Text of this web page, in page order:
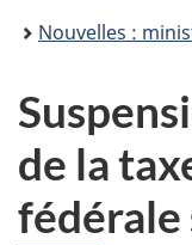
êtes
Nouvelles :
de la
fédérale